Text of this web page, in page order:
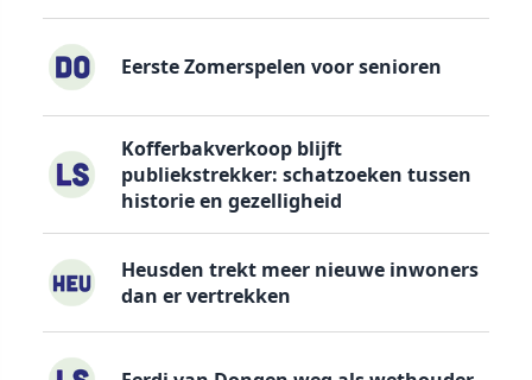
Eerste Zomerspelen voor senioren
Kofferbakverkoop blijft
publiekstrekker: schatzoeken tussen
historie en gezelligheid
Heusden trekt meer nieuwe inwoners
dan er vertrekken